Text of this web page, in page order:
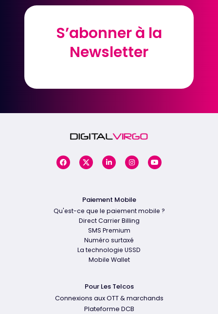
S’abonner à la
Newsletter
S’abonner à la
Newsletter
Paiement Mobile
Qu'est-ce que le paiement mobile ?
Direct Carrier Billing
SMS Premium
Numéro surtaxé
La technologie USSD
Mobile Wallet
Pour Les Telcos
Connexions aux OTT & marchands
Plateforme DCB